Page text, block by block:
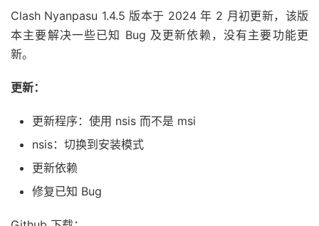
Clash Nyanpasu 1.4.5 版本于 2024 年 2 月初更新，该版
本主要解决一些已知 Bug 及更新依赖，没有主要功能更
新。
更新：
更新程序：使用 nsis 而不是 msi
nsis：切换到安装模式
更新依赖
修复已知 Bug